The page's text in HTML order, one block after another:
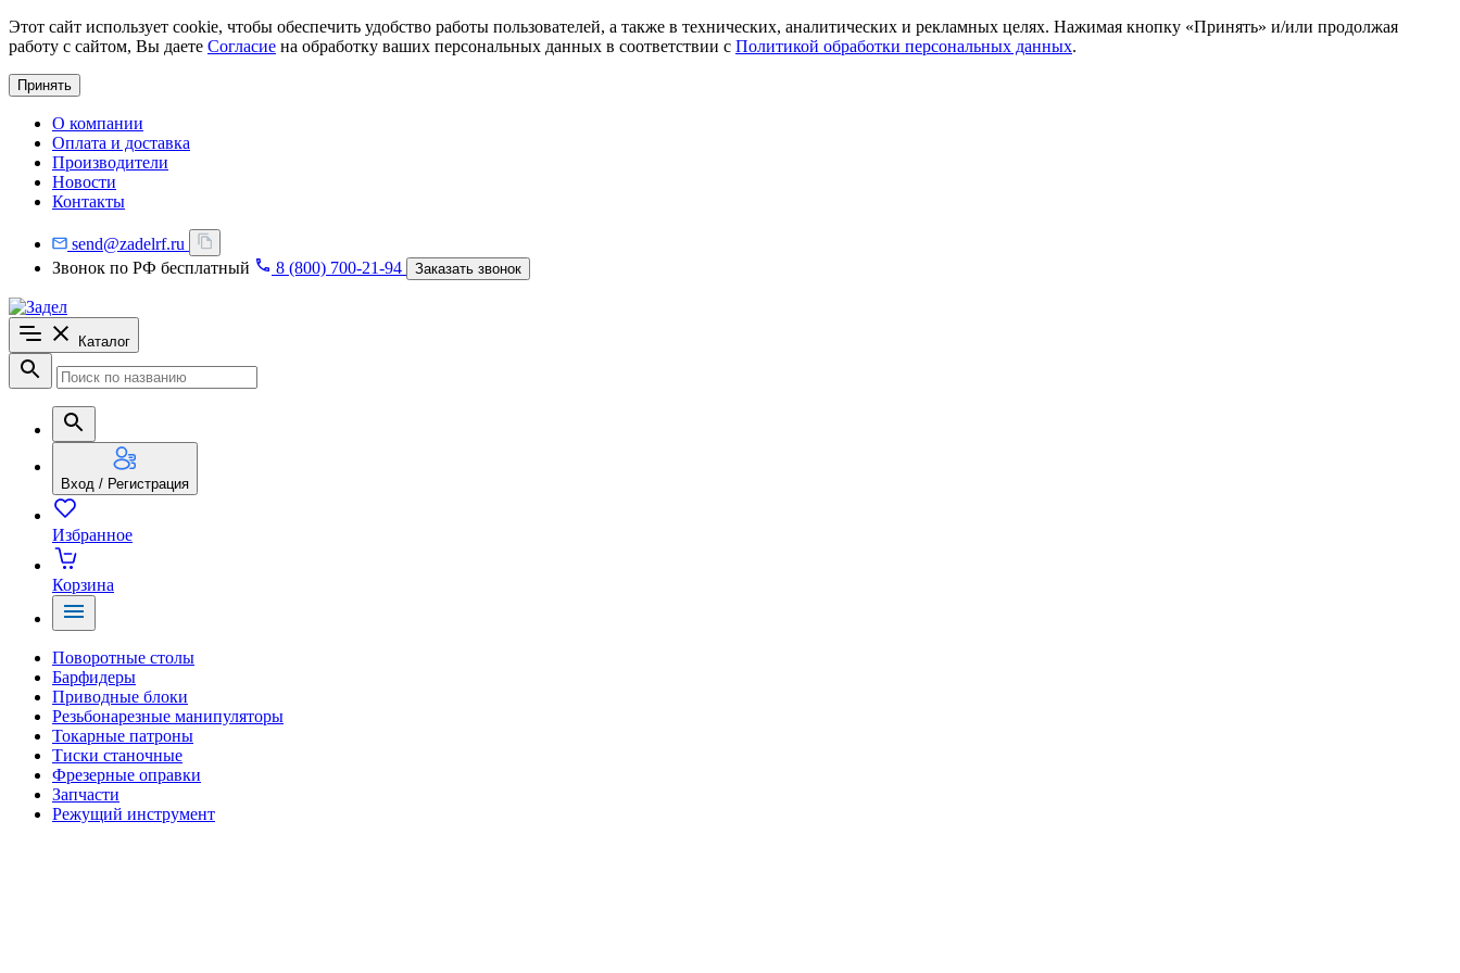
Этот сайт использует cookie, чтобы обеспечить удобство работы пользователей, а также в технических, аналитических и рекламных целях. Нажимая кнопку «Принять» и/или продолжая
работу с сайтом, Вы даете Согласие на обработку ваших персональных данных в соответствии с Политикой обработки персональных данных.
Принять
О компании
Оплата и доставка
Производители
Новости
Контакты
send@zadelrf.ru
Звонок по РФ бесплатный
8 (800) 700-21-94 Заказать звонок
Каталог
Вход / Регистрация
Избранное
Корзина
Поворотные столы
Барфидеры
Приводные блоки
Резьбонарезные манипуляторы
Токарные патроны
Тиски станочные
Фрезерные оправки
Запчасти
Режущий инструмент